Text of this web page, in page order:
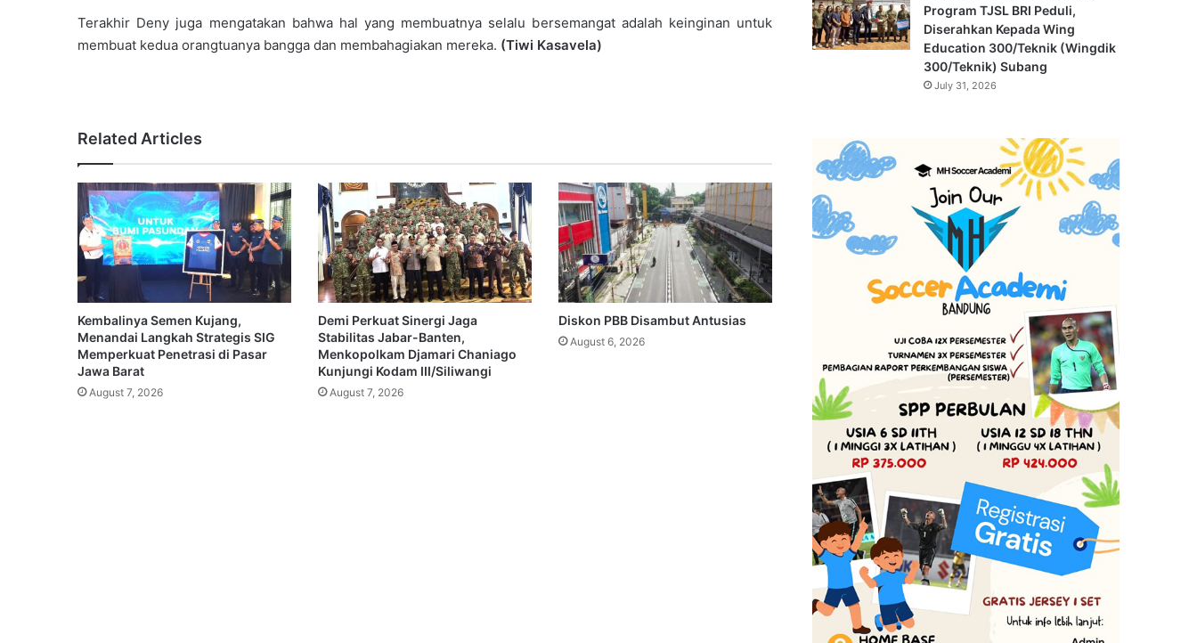
Terakhir Deny juga mengatakan bahwa hal yang membuatnya selalu bersemangat adalah keinginan untuk
membuat kedua orangtuanya bangga dan membahagiakan mereka. (Tiwi Kasavela)
Related Articles
Kembalinya Semen Kujang,
Menandai Langkah Strategis SIG
Memperkuat Penetrasi di Pasar
Jawa Barat
August 7, 2026
Demi Perkuat Sinergi Jaga
Stabilitas Jabar-Banten,
Menkopolkam Djamari Chaniago
Kunjungi Kodam III/Siliwangi
August 7, 2026
Diskon PBB Disambut Antusias
August 6, 2026
Program TJSL BRI Peduli,
Diserahkan Kepada Wing
Education 300/Teknik (Wingdik
300/Teknik) Subang
July 31, 2026